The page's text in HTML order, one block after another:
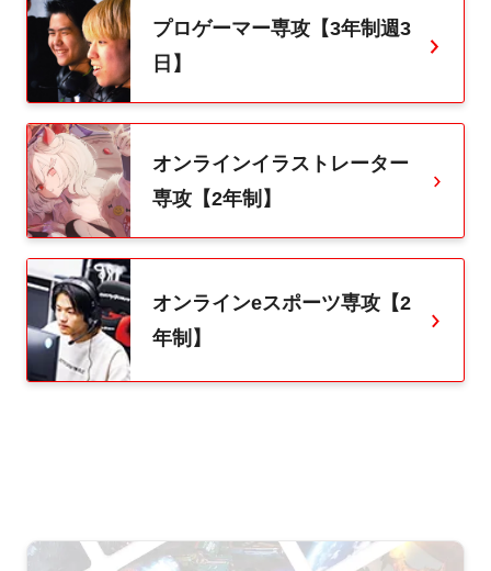
プロゲーマー専攻【3年制週3
日】
オンラインイラストレーター
専攻【2年制】
オンラインeスポーツ専攻【2
年制】